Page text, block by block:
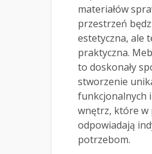
materiałów
przestrzeń
estetyczna, ale
praktyczna.
to doskonały
stworzenie
funkcjonalnych
wnętrz, które w
odpowiadają
potrzebom.